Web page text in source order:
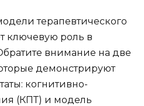
терапевтического
ключевую роль в
внимание на две
демонстрируют
когнитивно-
(КПТ) и модель